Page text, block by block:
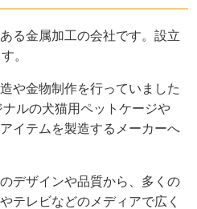
る金属加工の会社です。設立
。
や金物制作を行っていました
ルの犬猫用ペットケージや
イテムを製造するメーカーへ
デザインや品質から、多くの
テレビなどのメディアで広く